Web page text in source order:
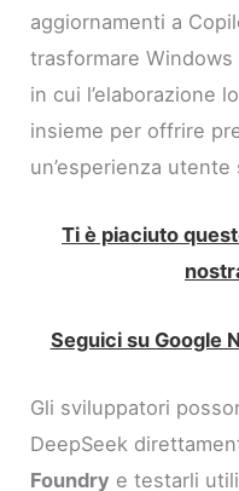
aggiornamenti a
trasformare
in cui l’elaborazione
insieme per offrire
un’esperienza
Ti è piaciuto
Seguici su Google
Gli sviluppatori
DeepSeek
Foundry e testarli